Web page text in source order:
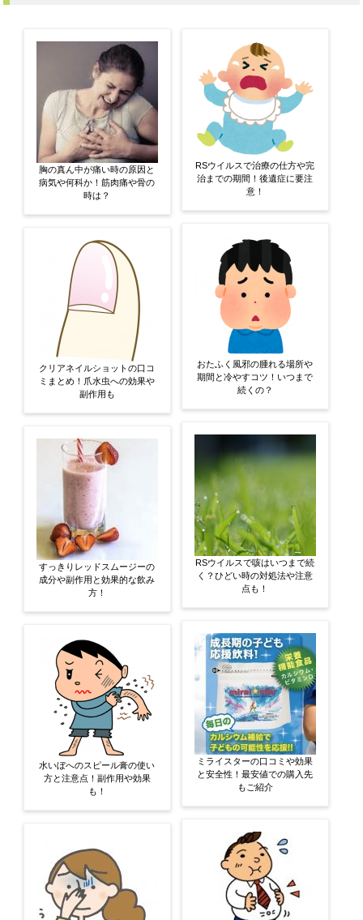
胸の真ん中が痛い時の原因と
病気や何科か！筋肉痛や骨の
時は？
クリアネイルショットの口コ
ミまとめ！爪水虫への効果や
副作用も
すっきりレッドスムージーの
成分や副作用と効果的な飲み
方！
水いぼへのスピール膏の使い
方と注意点！副作用や効果
も！
RSウイルスで治療の仕方や完
治までの期間！後遺症に要注
意！
おたふく風邪の腫れる場所や
期間と冷やすコツ！いつまで
続くの？
RSウイルスで咳はいつまで続
く？ひどい時の対処法や注意
点も！
ミライスターの口コミや効果
と安全性！最安値での購入先
もご紹介